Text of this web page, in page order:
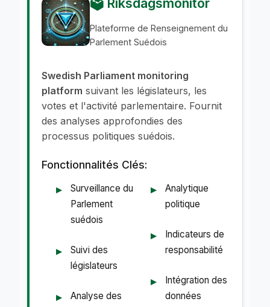
Plateforme de Renseignement du
Parlement Suédois
Swedish Parliament monitoring
platform suivant les législateurs, les
votes et l'activité parlementaire. Fournit
des analyses approfondies des
processus politiques suédois.
Fonctionnalités Clés:
Surveillance du
Parlement
suédois
Suivi des
législateurs
Analyse des
Analytique
politique
Indicateurs de
responsabilité
Intégration des
données